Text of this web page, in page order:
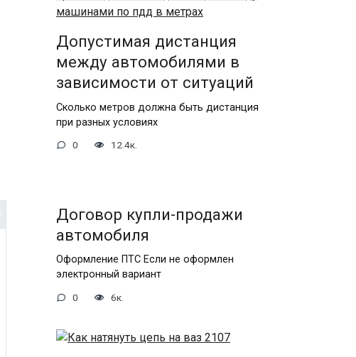
Допустимая дистанция
между автомобилями в
зависимости от ситуаций
Сколько метров должна быть дистанция
при разных условиях
0 12.4к.
Договор купли-продажи
автомобиля
Оформление ПТС Если не оформлен
электронный вариант
0 6к.